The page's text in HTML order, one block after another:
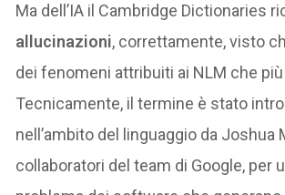
Ma dell’IA il Cambridge Dictionaries
allucinazioni, correttamente, visto
dei fenomeni attribuiti ai NLM che
Tecnicamente, il termine è stato
nell’ambito del linguaggio da Joshua
collaboratori del team di Google, per